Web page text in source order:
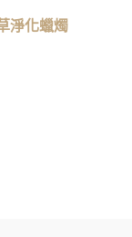
淨化蠟燭